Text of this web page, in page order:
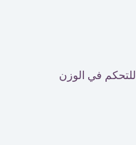
مقارنة شاملة بين Mounjaro و Wegovy للتحكم في الوزن